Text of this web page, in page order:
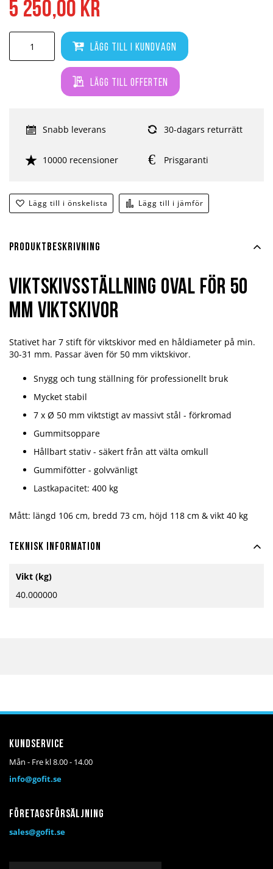
Lägg till i önskelista Lägg till i jämför
Snabb leverans 30-dagars returrätt
10000 recensioner Prisgaranti
Lägg till i kundvagn
Lägg till offerten
5 250,00 kr
Produktbeskrivning
Viktskivsställning Oval för 50
mm viktskivor
Stativet har 7 stift för viktskivor med en håldiameter på min.
30-31 mm. Passar även för 50 mm viktskivor.
Snygg och tung ställning för professionellt bruk
Mycket stabil
7 x Ø 50 mm viktstigt av massivt stål - förkromad
Gummitsoppare
Hållbart stativ - säkert från att välta omkull
Gummifötter - golvvänligt
Lastkapacitet: 400 kg
Mått: längd 106 cm, bredd 73 cm, höjd 118 cm & vikt 40 ​​kg
Teknisk information
information
Vikt (kg)
40.000000
Kundservice
Mån - Fre kl 8.00 - 14.00
info@gofit.se
Företagsförsäljning
sales@gofit.se